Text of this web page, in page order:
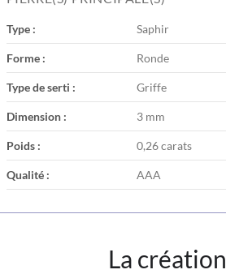
Type : Saphir
Forme : Ronde
Type de serti : Griffe
Dimension : 3 mm
Poids : 0,26 carats
Qualité : AAA
La création